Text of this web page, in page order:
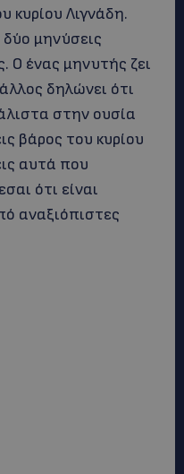
κυρίου Λιγνάδη.
μηνύσεις
Ο ένας μηνυτής ζει
δηλώνει ότι
στην ουσία
βάρος του κυρίου
αυτά που
ότι είναι
αναξιόπιστες